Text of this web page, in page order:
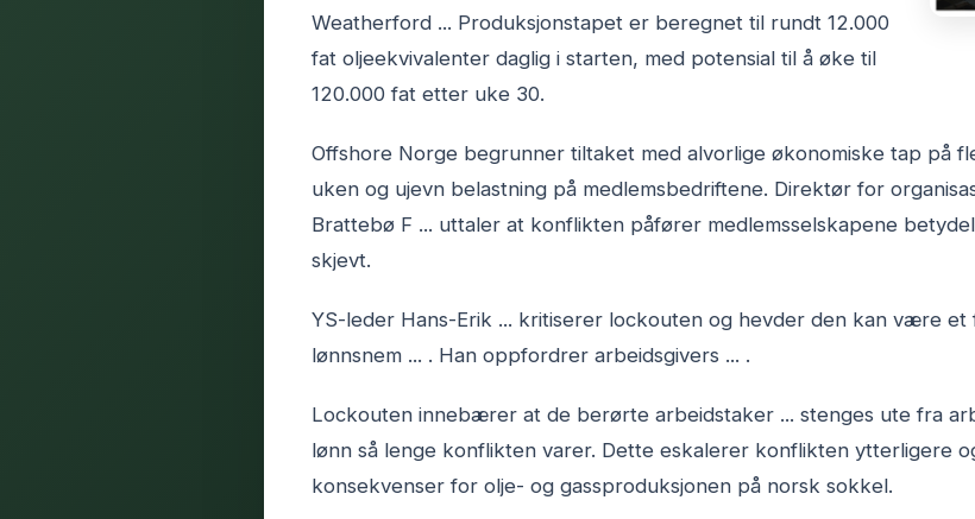
Weatherford ... Produksjonstapet er beregnet til rundt 12.000
fat oljeekvivalenter daglig i starten, med potensial til å øke til
120.000 fat etter uke 30.
Offshore Norge begrunner tiltaket med alvorlige økonomiske tap på
uken og ujevn belastning på medlemsbedriftene. Direktør for
Brattebø F ... uttaler at konflikten påfører medlemsselskapene
skjevt.
YS-leder Hans-Erik ... kritiserer lockouten og hevder den kan være
lønnsnem ... . Han oppfordrer arbeidsgivers ... .
Lockouten innebærer at de berørte arbeidstaker ... stenges ute fra
lønn så lenge konflikten varer. Dette eskalerer konflikten ytterligere
konsekvenser for olje- og gassproduksjonen på norsk sokkel.